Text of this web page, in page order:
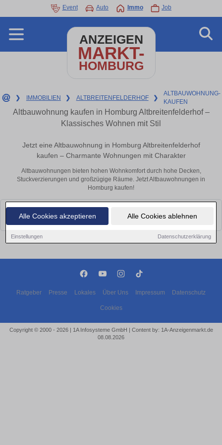
Alle Cookies akzeptieren Alle Cookies ablehnen
Einstellungen Datenschutzerklärung
Event Auto Immo Job
ANZEIGEN
MARKT-
HOMBURG
❯ IMMOBILIEN ❯ ALTBREITENFELDERHOF ❯
ALTBAUWOHNUNG-
KAUFEN
Altbauwohnung kaufen in Homburg Altbreitenfelderhof –
Klassisches Wohnen mit Stil
Jetzt eine Altbauwohnung in Homburg Altbreitenfelderhof
kaufen – Charmante Wohnungen mit Charakter
Altbauwohnungen bieten hohen Wohnkomfort durch hohe Decken,
Stuckverzierungen und großzügige Räume. Jetzt Altbauwohnungen in
Homburg kaufen!
Leider konnten wir derzeit keine passenden Objekte finden. Schauen Sie
bald wieder vorbei!
Ratgeber Presse Lokales Über Uns Impressum Datenschutz
Cookies
Copyright © 2000 - 2026 | 1A Infosysteme GmbH | Content by: 1A-Anzeigenmarkt.de
08.08.2026